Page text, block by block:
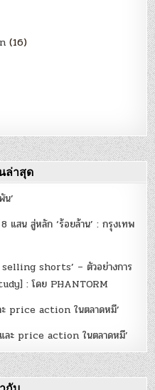
(16)
ล่าสุด
น’
แสน สู่หลัก ‘ร้อยล้าน’ : กรุงเทพ
shorts’ – ตัวอย่างการ
: โดย PHANTORM
ะ price action ในตลาดหมี’
ละ price action ในตลาดหมี’